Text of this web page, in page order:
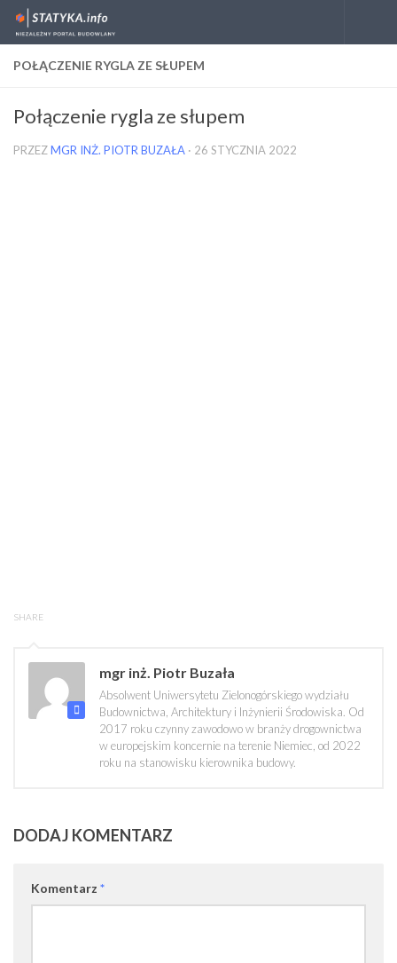
Skip to content
POŁĄCZENIE RYGLA ZE SŁUPEM
Połączenie rygla ze słupem
PRZEZMGR INŻ. PIOTR BUZAŁA · 26 STYCZNIA 2022
SHARE
mgr inż. Piotr Buzała
Absolwent Uniwersytetu Zielonogórskiego wydziału
Budownictwa, Architektury i Inżynierii Środowiska. Od
2017 roku czynny zawodowo w branży drogownictwa
w europejskim koncernie na terenie Niemiec, od 2022
roku na stanowisku kierownika budowy.
DODAJ KOMENTARZ
Komentarz *